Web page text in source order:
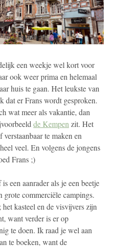
een weekje wel kort voor
ook weer prima en helemaal
huis te gaan. Het leukste van
dat er Frans wordt gesproken.
wat meer als vakantie, dan
de Kempen zit. Het
te maken en
veel. En volgens de jongens
Frans ;)
een aanrader als je een beetje
grote commerciële campings.
kasteel en de visvijvers zijn
want verder is er op
te doen. Ik raad je wel aan
te boeken, want de